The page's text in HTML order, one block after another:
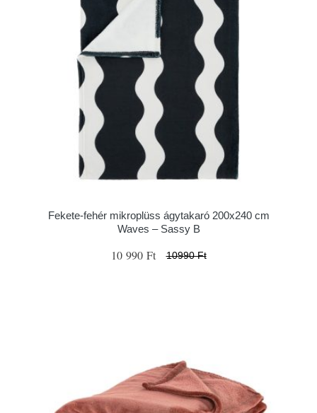
Fekete-fehér mikroplüss ágytakaró 200x240 cm
Waves – Sassy B
10 990 Ft 10990 Ft